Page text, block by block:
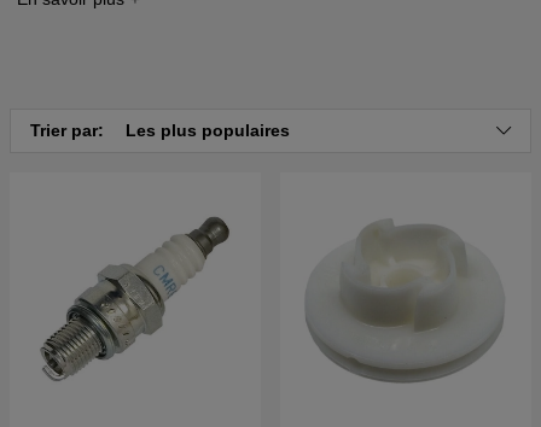
Trier par: Les plus populaires